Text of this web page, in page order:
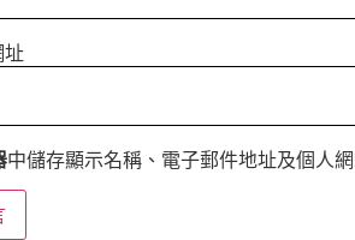
址
中儲存顯示名稱、電子郵件地址及個人